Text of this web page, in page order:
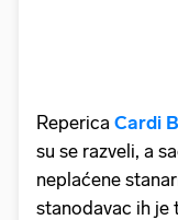
Reperica Cardi B
su se razveli, a
neplaćene
stanodavac ih je